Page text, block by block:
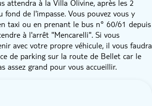
attendra à la Villa Olivine, après les 2
fond de l'impasse. Vous pouvez vous y
taxi ou en prenant le bus n° 60/61 depuis
à l'arrêt "Mencarelli". Si vous
avec votre propre véhicule, il vous faudra
de parking sur la route de Bellet car le
assez grand pour vous accueillir.